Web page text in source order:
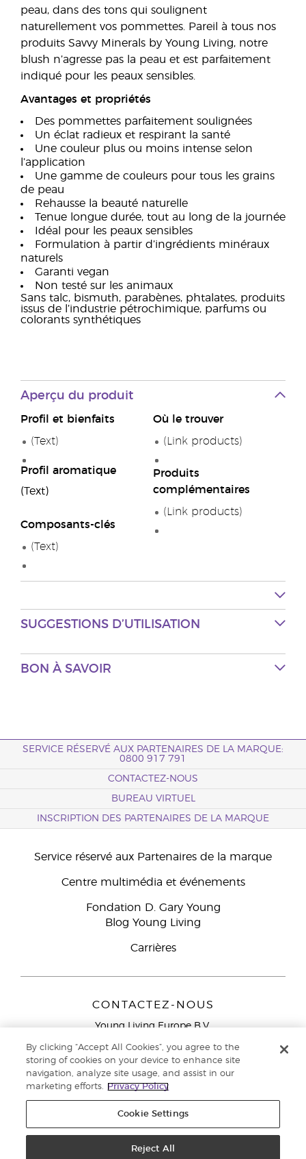
peau, dans des tons qui soulignent
naturellement vos pommettes. Pareil à tous nos
produits Savvy Minerals by Young Living, notre
blush n’agresse pas la peau et est parfaitement
indiqué pour les peaux sensibles.
Avantages et propriétés
Des pommettes parfaitement soulignées
Un éclat radieux et respirant la santé
Une couleur plus ou moins intense selon
l’application
Une gamme de couleurs pour tous les grains
de peau
Rehausse la beauté naturelle
Tenue longue durée, tout au long de la journée
Idéal pour les peaux sensibles
Formulation à partir d’ingrédients minéraux
naturels
Garanti vegan
Non testé sur les animaux
Sans talc, bismuth, parabènes, phtalates, produits
issus de l’industrie pétrochimique, parfums ou
colorants synthétiques
Aperçu du produit
Profil et bienfaits
(Text)
Profil aromatique
(Text)
Composants-clés
(Text)
Où le trouver
(Link products)
Produits
complémentaires
(Link products)
SUGGESTIONS D’UTILISATION
BON À SAVOIR
SERVICE RÉSERVÉ AUX PARTENAIRES DE LA MARQUE:
0800 917 791
CONTACTEZ-NOUS
BUREAU VIRTUEL
INSCRIPTION DES PARTENAIRES DE LA MARQUE
Service réservé aux Partenaires de la marque
Centre multimédia et événements
Fondation D. Gary Young
Blog Young Living
Carrières
CONTACTEZ-NOUS
Young Living Europe B.V.
9727 AJ Groningen
Service réservé aux Partenaires de la marque
791
Politique de confidentialité
By clicking “Accept All Cookies”, you agree to the
storing of cookies on your device to enhance site
navigation, analyze site usage, and assist in our
marketing efforts.
Privacy Policy
Cookie Settings
Reject All